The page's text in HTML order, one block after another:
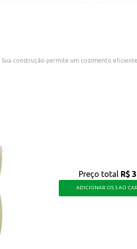
Preço total R$
ADICIONAR OS 3 AO